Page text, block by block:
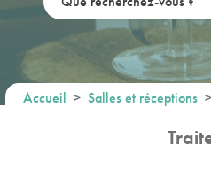
Accueil Salles et réceptions